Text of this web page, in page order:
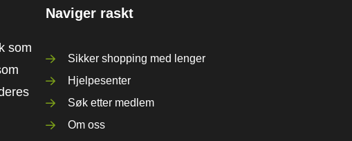
som
Naviger raskt
Sikker shopping med lenger
Hjelpesenter
Søk etter medlem
Om oss